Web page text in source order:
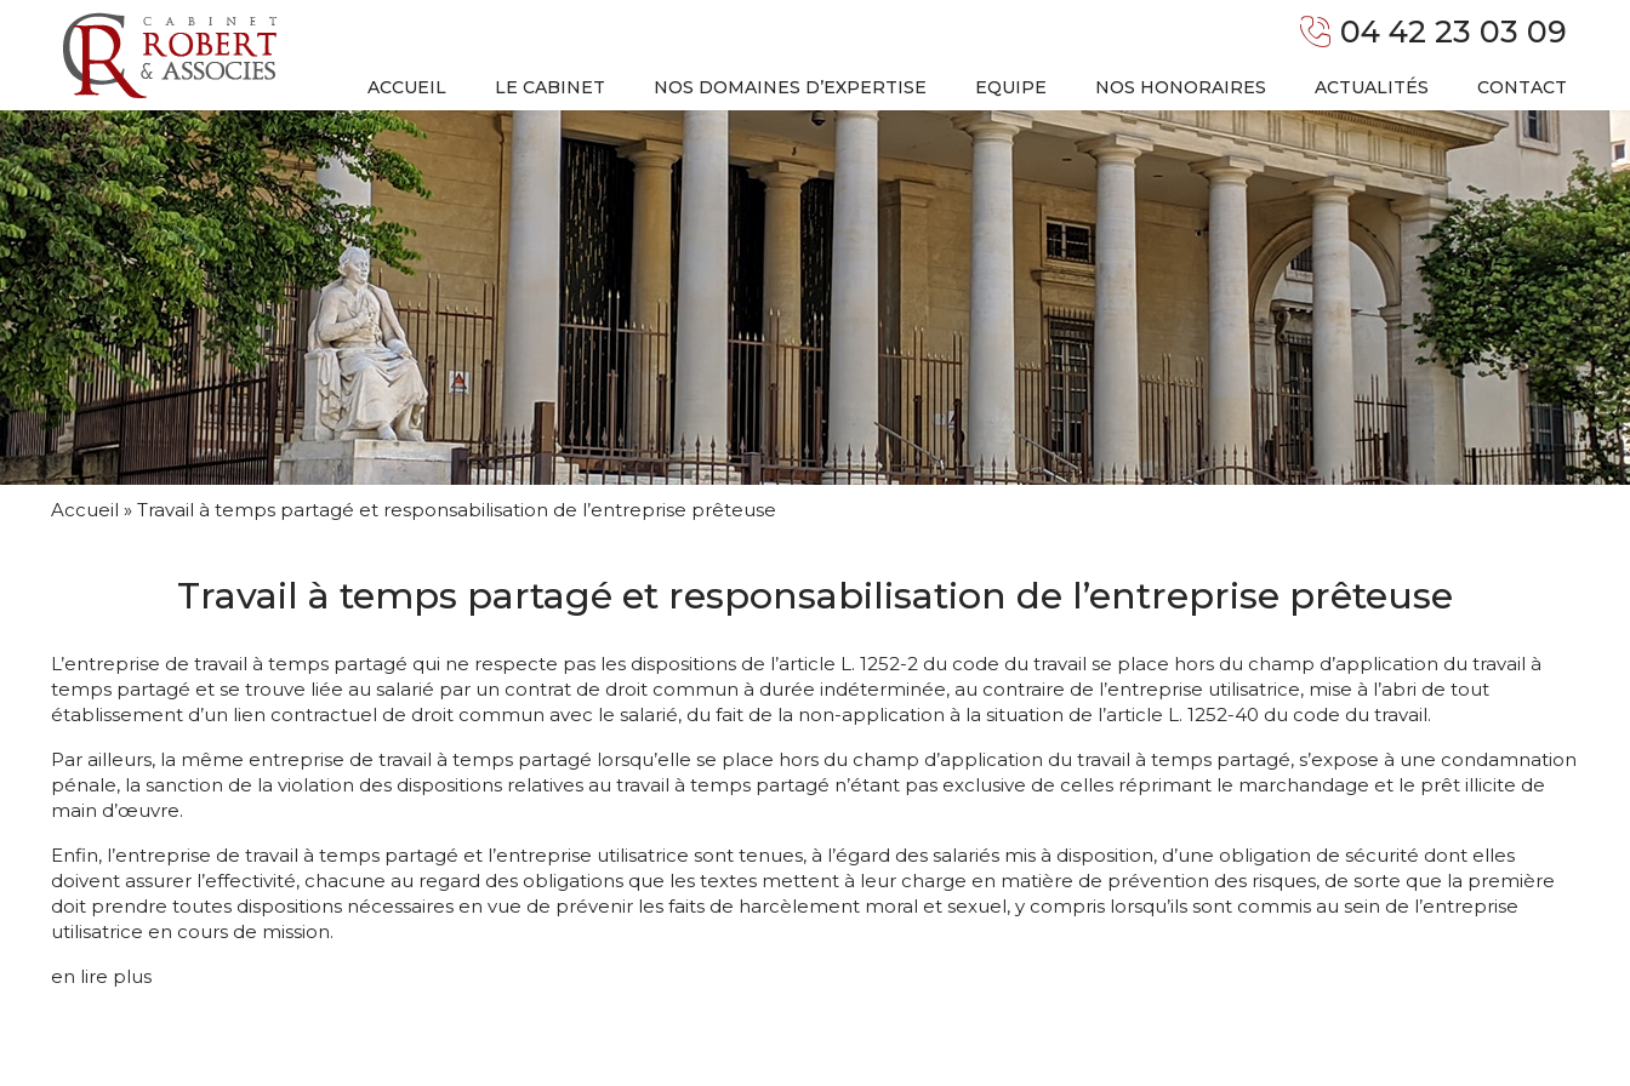
04 42 23 03 09
ACCUEIL LE CABINET NOS DOMAINES D’EXPERTISE EQUIPE NOS HONORAIRES ACTUALITÉS CONTACT
Accueil » Travail à temps partagé et responsabilisation de l’entreprise prêteuse
Travail à temps partagé et responsabilisation de l’entreprise prêteuse
L’entreprise de travail à temps partagé qui ne respecte pas les dispositions de l’article L. 1252-2 du code du travail se place hors du champ d’application du travail à
temps partagé et se trouve liée au salarié par un contrat de droit commun à durée indéterminée, au contraire de l’entreprise utilisatrice, mise à l’abri de tout
établissement d’un lien contractuel de droit commun avec le salarié, du fait de la non-application à la situation de l’article L. 1252-40 du code du travail.
Par ailleurs, la même entreprise de travail à temps partagé lorsqu’elle se place hors du champ d’application du travail à temps partagé, s’expose à une condamnation
pénale, la sanction de la violation des dispositions relatives au travail à temps partagé n’étant pas exclusive de celles réprimant le marchandage et le prêt illicite de
main d’œuvre.
Enfin, l’entreprise de travail à temps partagé et l’entreprise utilisatrice sont tenues, à l’égard des salariés mis à disposition, d’une obligation de sécurité dont elles
doivent assurer l’effectivité, chacune au regard des obligations que les textes mettent à leur charge en matière de prévention des risques, de sorte que la première
doit prendre toutes dispositions nécessaires en vue de prévenir les faits de harcèlement moral et sexuel, y compris lorsqu’ils sont commis au sein de l’entreprise
utilisatrice en cours de mission.
en lire plus